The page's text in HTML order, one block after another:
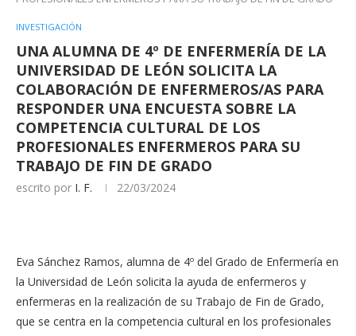
INVESTIGACIÓN
UNA ALUMNA DE 4º DE ENFERMERÍA DE LA
UNIVERSIDAD DE LEÓN SOLICITA LA
COLABORACIÓN DE ENFERMEROS/AS PARA
RESPONDER UNA ENCUESTA SOBRE LA
COMPETENCIA CULTURAL DE LOS
PROFESIONALES ENFERMEROS PARA SU
TRABAJO DE FIN DE GRADO
escrito por I. F. 22/03/2024
Eva Sánchez Ramos, alumna de 4º del Grado de Enfermería en
la Universidad de León solicita la ayuda de enfermeros y
enfermeras en la realización de su Trabajo de Fin de Grado,
que se centra en la competencia cultural en los profesionales